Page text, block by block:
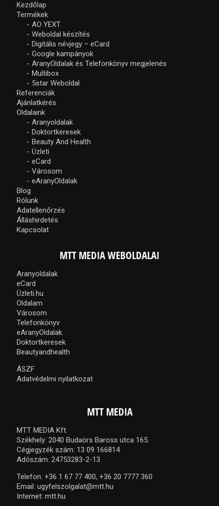
Kezdőlap
Termékek
AO YEXT
Weboldal készítés
Digitális névjegy – eCard
Google kampányok
AranyOldalak és Telefonkönyv megjelenés
Multibox
5star Weboldal
Referenciák
Ajánlatkérés
Oldalaink
Aranyoldalak
Doktortkeresek
Beauty And Health
Üzleti
eCard
Városom
eAranyOldalak
Blog
Rólunk
Adatellenőrzés
Álláshirdetés
Kapcsolat
MTT MEDIA WEBOLDALAI
Aranyoldalak
eCard
Üzleti.hu
Oldalam
Városom
Telefonkönyv
eAranyOldalak
Doktortkeresek
Beautyandhealth
ÁSZF
Adatvédelmi nyilatkozat
MTT MEDIA
MTT MEDIA Kft.
Székhely: 2040 Budaörs Baross utca 165.
Cégjegyzék szám: 13 09 166814
Adószám: 24753283-2-13
Telefon: +36 1 67 77 400, +36 20 7777 360
Email: ugyfelszolgalat@mtt.hu
Internet: mtt.hu